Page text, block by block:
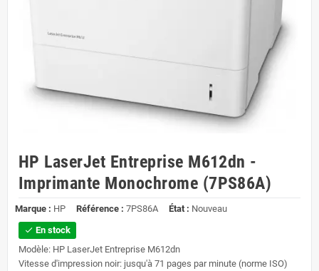
HP LaserJet Entreprise M612dn -
Imprimante Monochrome (7PS86A)
Marque : HP Référence : 7PS86A État : Nouveau
check En stock
Modèle: HP LaserJet Entreprise M612dn
Vitesse d'impression noir: jusqu'à 71 pages par minute (norme ISO)